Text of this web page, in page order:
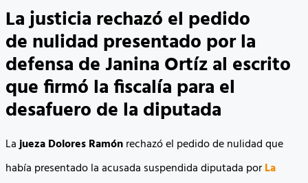
La justicia rechazó el pedido
de nulidad presentado por la
defensa de Janina Ortíz al escrito
que firmó la fiscalía para el
desafuero de la diputada
Lajueza Dolores Ramónrechazó el pedido de nulidad que
había presentado la acusada suspendida diputada porLa